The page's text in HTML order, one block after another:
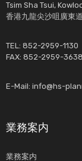
Tsim Sha Tsui,
香港九龍尖沙咀廣東
TEL: 852-2959-1130
FAX: 852-2959-3638
E-Mail: info@hs-
業務案内
業務案内